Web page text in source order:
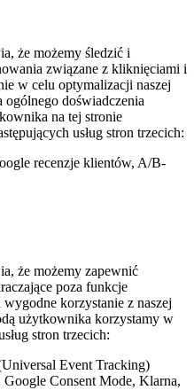
że możemy śledzić i
związane z kliknięciami i
w celu optymalizacji naszej
ogólnego doświadczenia
na tej stronie
usług stron trzecich:
recenzje klientów, A/B-
że możemy zapewnić
poza funkcje
korzystanie z naszej
użytkownika korzystamy w
stron trzecich:
Event Tracking)
Consent Mode, Klarna,